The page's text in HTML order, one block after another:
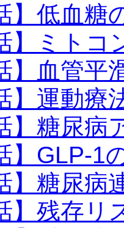
】低血糖
】ミト
】血管
】運動療
】糖尿病
】GLP-1
】糖尿
】残存